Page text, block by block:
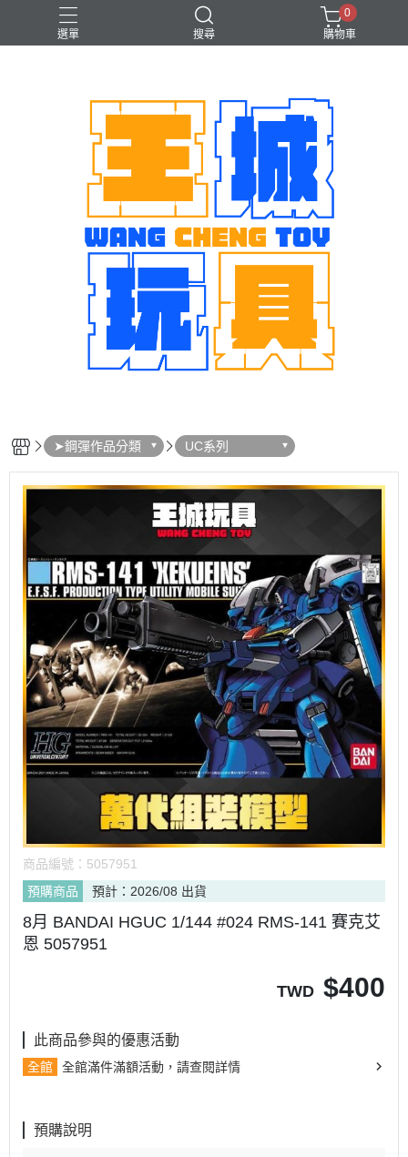
選單 搜尋
0
購物車
➤鋼彈作品分類 UC系列
商品編號： 5057951
預購商品
預計：2026/08 出貨
8月 BANDAI HGUC 1/144 #024 RMS-141 賽克艾
恩 5057951
TWD $400
此商品參與的優惠活動
全館 全館滿件滿額活動，請查閱詳情
預購說明